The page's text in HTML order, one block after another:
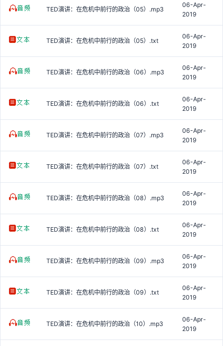
TED演讲：在危机中前行的政治（05）.mp3
06-Apr-
2019
TED演讲：在危机中前行的政治（05）.txt
06-Apr-
2019
TED演讲：在危机中前行的政治（06）.mp3
06-Apr-
2019
TED演讲：在危机中前行的政治（06）.txt
06-Apr-
2019
TED演讲：在危机中前行的政治（07）.mp3
06-Apr-
2019
TED演讲：在危机中前行的政治（07）.txt
06-Apr-
2019
TED演讲：在危机中前行的政治（08）.mp3
06-Apr-
2019
TED演讲：在危机中前行的政治（08）.txt
06-Apr-
2019
TED演讲：在危机中前行的政治（09）.mp3
06-Apr-
2019
TED演讲：在危机中前行的政治（09）.txt
06-Apr-
2019
TED演讲：在危机中前行的政治（10）.mp3
06-Apr-
2019